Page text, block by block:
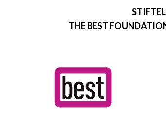
THE BEST